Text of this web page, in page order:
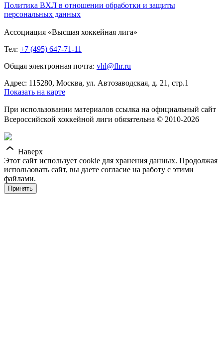
Политика ВХЛ в отношении обработки и защиты
персональных данных
Ассоциация «Высшая хоккейная лига»
Тел: +7 (495) 647-71-11
Общая электронная почта: vhl@fhr.ru
Адрес: 115280, Москва, ул. Автозаводская, д. 21, стр.1
Показать на карте
При использовании материалов ссылка на официальный сайт
Всероссийской хоккейной лиги обязательна © 2010-2026
Наверх
Этот сайт использует cookie для хранения данных. Продолжая
использовать сайт, вы даете согласие на работу с этими
файлами.
Принять